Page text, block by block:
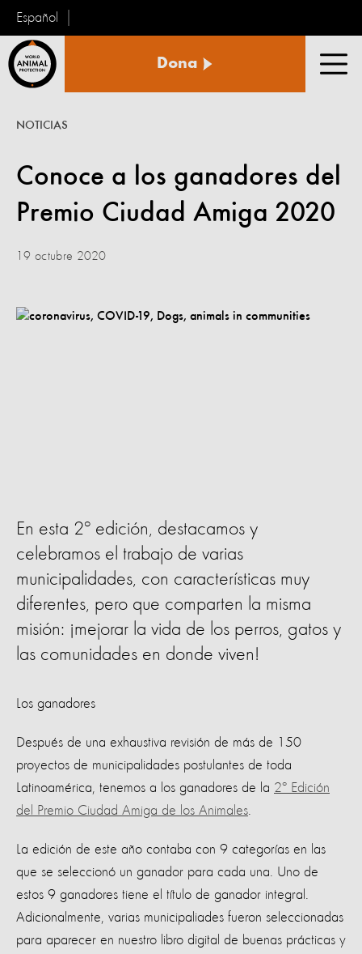
Español
Animal
Dona
Conoce a los ganadores del
Premio Ciudad Amiga 2020
NOTICIAS
19 octubre 2020
En esta 2º edición, destacamos y
celebramos el trabajo de varias
municipalidades, con características muy
diferentes, pero que comparten la misma
misión: ¡mejorar la vida de los perros, gatos y
las comunidades en donde viven!
Los ganadores
Después de una exhaustiva revisión de más de 150
proyectos de municipalidades postulantes de toda
Latinoamérica, tenemos a los ganadores de la 2º Edición
del Premio Ciudad Amiga de los Animales
La edición de este año contaba con 9 categorías en las
que se seleccionó un ganador para cada una. Uno de
estos 9 ganadores tiene el título de ganador integral.
Adicionalmente, varias municipaliades fueron seleccionadas
para aparecer en nuestro libro digital de buenas prácticas y